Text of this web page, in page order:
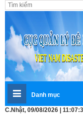
Danh mục
C.Nhật, 09/08/2026 |